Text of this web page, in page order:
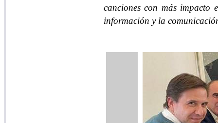
canciones con más impacto
información y la